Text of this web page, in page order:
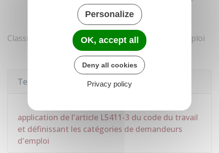
Classification France Travail des demandeurs d'emploi
d'engagement
Textes de référence
application de l'article L5411-3 du code du travail
et définissant les catégories de demandeurs
d'emploi
Personalize
OK, accept all
Deny all cookies
Privacy policy